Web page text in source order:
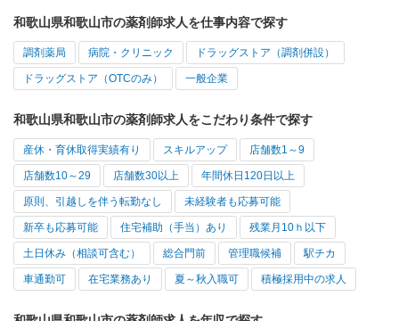
和歌山県和歌山市の薬剤師求人を仕事内容で探す
調剤薬局 病院・クリニック ドラッグストア（調剤併設）
ドラッグストア（OTCのみ） 一般企業
和歌山県和歌山市の薬剤師求人をこだわり条件で探す
産休・育休取得実績有り スキルアップ 店舗数1～9
店舗数10～29 店舗数30以上 年間休日120日以上
原則、引越しを伴う転勤なし 未経験者も応募可能
新卒も応募可能 住宅補助（手当）あり 残業月10ｈ以下
土日休み（相談可含む） 総合門前 管理職候補 駅チカ
車通勤可 在宅業務あり 夏～秋入職可 積極採用中の求人